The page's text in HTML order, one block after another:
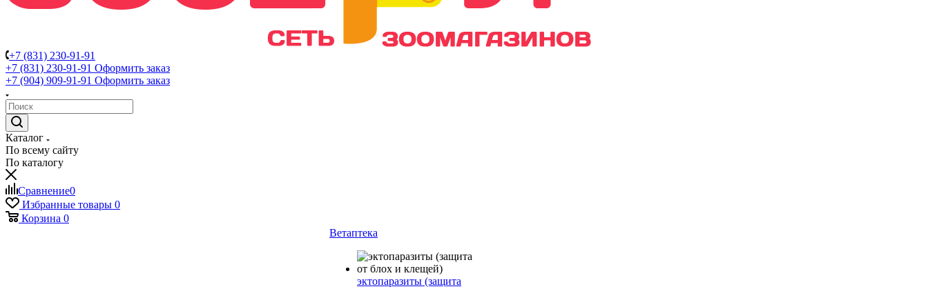
+7 (831) 230-91-91
+7 (831) 230-91-91 Оформить заказ
+7 (904) 909-91-91 Оформить заказ
Каталог
По всему сайту
По каталогу
Сравнение0
Избранные товары 0
Корзина 0
Ветаптека
эктопаразиты (защита